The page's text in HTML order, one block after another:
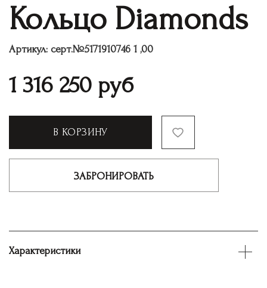
Кольцо Diamonds
Артикул: серт.№5171910746 1 ,00
1 316 250 руб
В КОРЗИНУ
ЗАБРОНИРОВАТЬ
Характеристики